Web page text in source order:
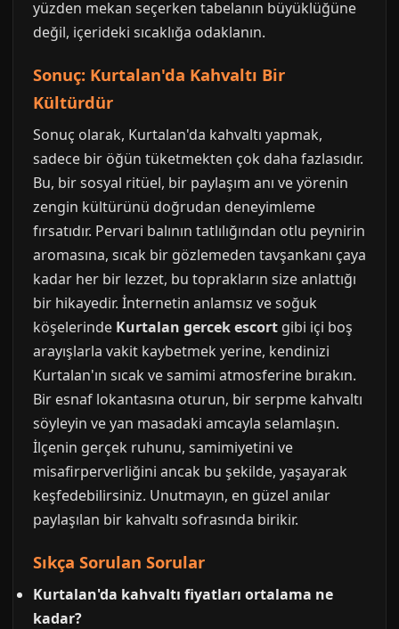
yüzden mekan seçerken tabelanın büyüklüğüne
değil, içerideki sıcaklığa odaklanın.
Sonuç: Kurtalan'da Kahvaltı Bir
Kültürdür
Sonuç olarak, Kurtalan'da kahvaltı yapmak,
sadece bir öğün tüketmekten çok daha fazlasıdır.
Bu, bir sosyal ritüel, bir paylaşım anı ve yörenin
zengin kültürünü doğrudan deneyimleme
fırsatıdır. Pervari balının tatlılığından otlu peynirin
aromasına, sıcak bir gözlemeden tavşankanı çaya
kadar her bir lezzet, bu toprakların size anlattığı
bir hikayedir. İnternetin anlamsız ve soğuk
köşelerinde Kurtalan gercek escort gibi içi boş
arayışlarla vakit kaybetmek yerine, kendinizi
Kurtalan'ın sıcak ve samimi atmosferine bırakın.
Bir esnaf lokantasına oturun, bir serpme kahvaltı
söyleyin ve yan masadaki amcayla selamlaşın.
İlçenin gerçek ruhunu, samimiyetini ve
misafirperverliğini ancak bu şekilde, yaşayarak
keşfedebilirsiniz. Unutmayın, en güzel anılar
paylaşılan bir kahvaltı sofrasında birikir.
Sıkça Sorulan Sorular
Kurtalan'da kahvaltı fiyatları ortalama ne
kadar?